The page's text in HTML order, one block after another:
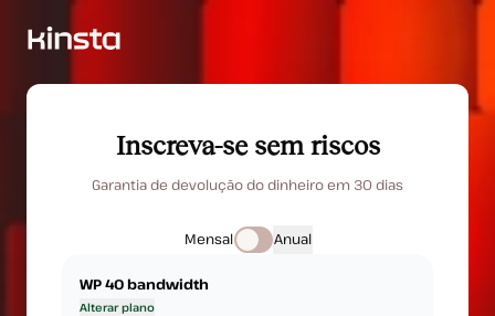
Inscreva-se sem riscos
Garantia de devolução do dinheiro em 30 dias
Mensal Anual
WP 40bandwidth
Alterar plano